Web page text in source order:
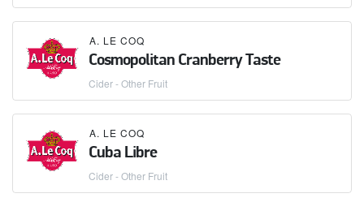
A. LE COQ
Cosmopolitan Cranberry Taste
Cider - Other Fruit
A. LE COQ
Cuba Libre
Cider - Other Fruit